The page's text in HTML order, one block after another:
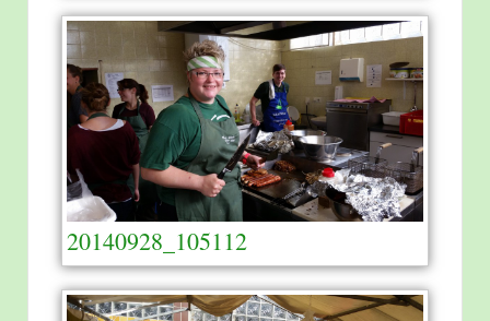
20140928_105112